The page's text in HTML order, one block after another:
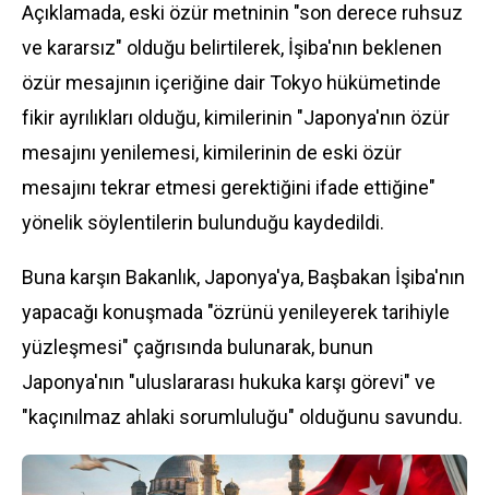
Açıklamada, eski özür metninin "son derece ruhsuz
ve kararsız" olduğu belirtilerek, İşiba'nın beklenen
özür mesajının içeriğine dair Tokyo hükümetinde
fikir ayrılıkları olduğu, kimilerinin "Japonya'nın özür
mesajını yenilemesi, kimilerinin de eski özür
mesajını tekrar etmesi gerektiğini ifade ettiğine"
yönelik söylentilerin bulunduğu kaydedildi.
Buna karşın Bakanlık, Japonya'ya, Başbakan İşiba'nın
yapacağı konuşmada "özrünü yenileyerek tarihiyle
yüzleşmesi" çağrısında bulunarak, bunun
Japonya'nın "uluslararası hukuka karşı görevi" ve
"kaçınılmaz ahlaki sorumluluğu" olduğunu savundu.